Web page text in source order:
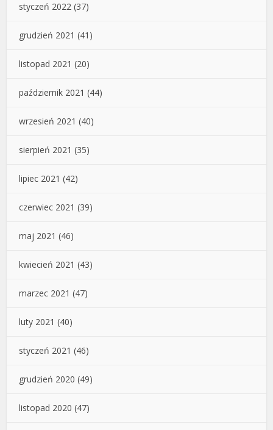
styczeń 2022 (37)
grudzień 2021 (41)
listopad 2021 (20)
październik 2021 (44)
wrzesień 2021 (40)
sierpień 2021 (35)
lipiec 2021 (42)
czerwiec 2021 (39)
maj 2021 (46)
kwiecień 2021 (43)
marzec 2021 (47)
luty 2021 (40)
styczeń 2021 (46)
grudzień 2020 (49)
listopad 2020 (47)